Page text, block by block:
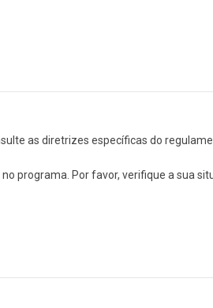
as diretrizes específicas do
programa. Por favor, verifique a sua